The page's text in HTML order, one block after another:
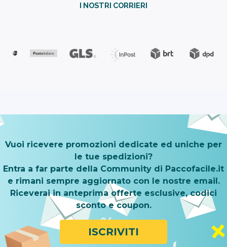
I NOSTRI CORRIERI
Vuoi ricevere promozioni dedicate ed uniche per
le tue spedizioni?
Entra a far parte della Community di Paccofacile.it
e rimani sempre aggiornato con le nostre email.
Riceverai in anteprima offerte esclusive, codici
sconto e coupon.
ISCRIVITI